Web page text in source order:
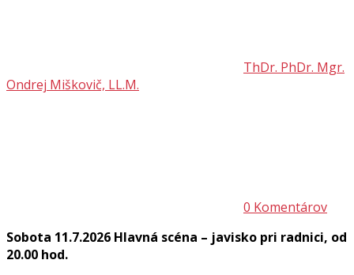
ThDr. PhDr. Mgr.
Ondrej Miškovič, LL.M.
0 Komentárov
Sobota 11.7.2026 Hlavná scéna – javisko pri radnici, od
20.00 hod.